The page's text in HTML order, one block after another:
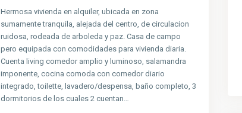
Hermosa vivienda en alquiler, ubicada en zona
sumamente tranquila, alejada del centro, de circulacion
ruidosa, rodeada de arboleda y paz. Casa de campo
pero equipada con comodidades para vivienda diaria.
Cuenta living comedor amplio y luminoso, salamandra
imponente, cocina comoda con comedor diario
integrado, toilette, lavadero/despensa, baño completo, 3
dormitorios de los cuales 2 cuentan…